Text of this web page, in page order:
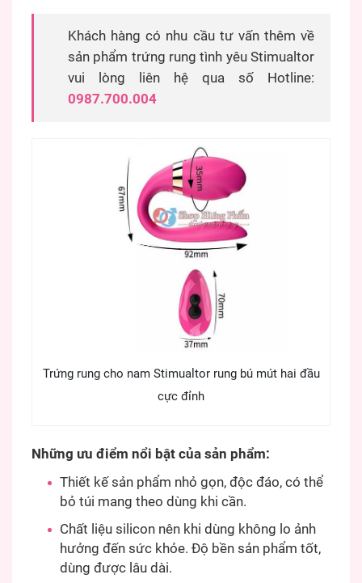
Khách hàng có nhu cầu tư vấn thêm về
sản phẩm trứng rung tình yêu Stimualtor
vui lòng liên hệ qua số Hotline:
0987.700.004
Trứng rung cho nam Stimualtor rung bú mút hai đầu
cực đỉnh
Những ưu điểm nổi bật của sản phẩm:
Thiết kế sản phẩm nhỏ gọn, độc đáo, có thể
bỏ túi mang theo dùng khi cần.
Chất liệu silicon nên khi dùng không lo ảnh
hưởng đến sức khỏe. Độ bền sản phẩm tốt,
dùng được lâu dài.